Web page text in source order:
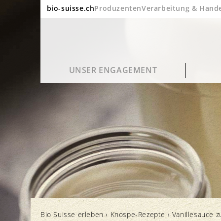
bio-suisse.chProduzentenVerarbeitung &
UNSER ENGAGEMENT
Nachhaltigkeit
Qualität und Geschmack
Gesundheit
Häufige Fragen
Verarbeitung und Verpackung
Label und Kontrolle
Bio Suisse Portrait
Bio in Zahlen
Jahresberichte
Blog
Kino
Newsletter
Bio Suisse erleben› Knospe-Rezepte › Vanillesauce